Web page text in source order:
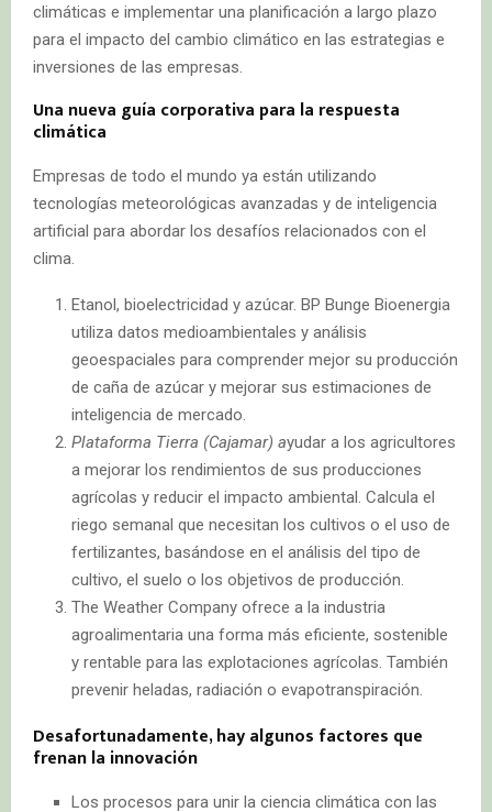
climáticas e implementar una planificación a largo plazo
para el impacto del cambio climático en las estrategias e
inversiones de las empresas.
Una nueva guía corporativa para la respuesta
climática
Empresas de todo el mundo ya están utilizando
tecnologías meteorológicas avanzadas y de inteligencia
artificial para abordar los desafíos relacionados con el
clima.
Etanol, bioelectricidad y azúcar. BP Bunge Bioenergia
utiliza datos medioambientales y análisis
geoespaciales para comprender mejor su producción
de caña de azúcar y mejorar sus estimaciones de
inteligencia de mercado.
Plataforma Tierra (Cajamar) ayudar a los agricultores
a mejorar los rendimientos de sus producciones
agrícolas y reducir el impacto ambiental. Calcula el
riego semanal que necesitan los cultivos o el uso de
fertilizantes, basándose en el análisis del tipo de
cultivo, el suelo o los objetivos de producción.
The Weather Company ofrece a la industria
agroalimentaria una forma más eficiente, sostenible
y rentable para las explotaciones agrícolas. También
prevenir heladas, radiación o evapotranspiración.
Desafortunadamente, hay algunos factores que
frenan la innovación
Los procesos para unir la ciencia climática con las